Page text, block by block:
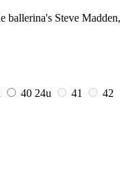
ballerina's Steve Madden,
40 24u 41
42